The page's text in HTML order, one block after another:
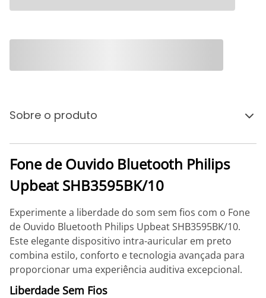
Sobre o produto
Fone de Ouvido Bluetooth Philips
Upbeat SHB3595BK/10
Experimente a liberdade do som sem fios com o Fone
de Ouvido Bluetooth Philips Upbeat SHB3595BK/10.
Este elegante dispositivo intra-auricular em preto
combina estilo, conforto e tecnologia avançada para
proporcionar uma experiência auditiva excepcional.
Liberdade Sem Fios